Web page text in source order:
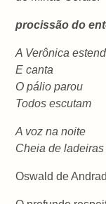
procissão do
A Verônica
E canta
O pálio parou
Todos escutam
A voz na noite
Cheia de
Oswald de